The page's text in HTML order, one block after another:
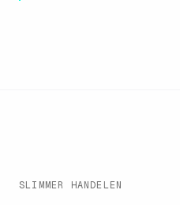
SLIMMER HANDELEN